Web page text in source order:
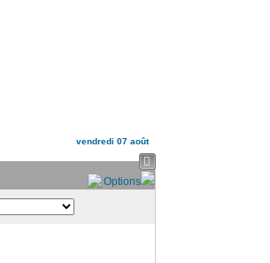
vendredi 07 août

Options